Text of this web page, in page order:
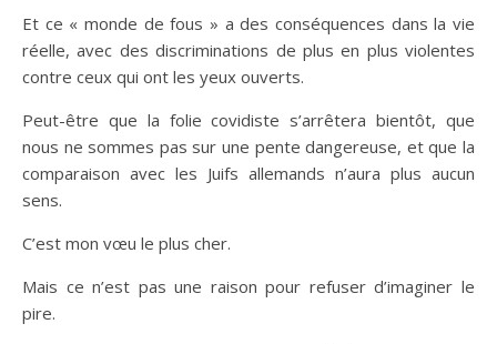
Et ce « monde de fous » a des conséquences dans la vie
réelle, avec des discriminations de plus en plus violentes
contre ceux qui ont les yeux ouverts.
Peut-être que la folie covidiste s’arrêtera bientôt, que
nous ne sommes pas sur une pente dangereuse, et que la
comparaison avec les Juifs allemands n’aura plus aucun
sens.
C’est mon vœu le plus cher.
Mais ce n’est pas une raison pour refuser d’imaginer le
pire.